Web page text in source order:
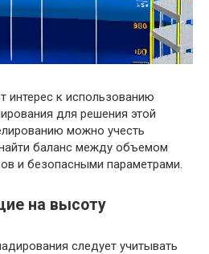
интерес к использованию
для решения этой
можно учесть
баланс между объемом
и безопасными параметрами.
на высоту
следует учитывать